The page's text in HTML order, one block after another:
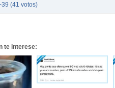
(41 votos)
te interese: